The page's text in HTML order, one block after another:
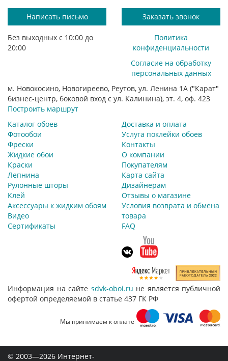
Написать письмо Заказать звонок
Без выходных с 10:00 до
20:00
Политика
конфиденциальности
Согласие на обработку
персональных данных
м. Новокосино, Новогиреево, Реутов, ул. Ленина 1А ("Карат"
бизнес-центр, боковой вход с ул. Калинина), эт. 4, оф. 423
Построить маршрут
Каталог обоев
Фотообои
Фрески
Жидкие обои
Краски
Лепнина
Рулонные шторы
Клей
Аксессуары к жидким обоям
Видео
Сертификаты
Доставка и оплата
Услуга поклейки обоев
Контакты
О компании
Покупателям
Карта сайта
Дизайнерам
Отзывы о магазине
Условия возврата и обмена
товара
FAQ
Информация на сайте sdvk-oboi.ru не является публичной
офертой определяемой в статье 437 ГК РФ
Мы принимаем к оплате
© 2003—2026 Интернет-